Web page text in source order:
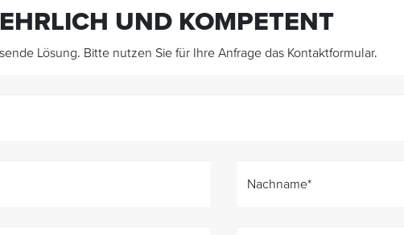
UND KOMPETENT
Lösung. Bitte nutzen Sie für Ihre Anfrage das Kontaktformular.
Nachname*